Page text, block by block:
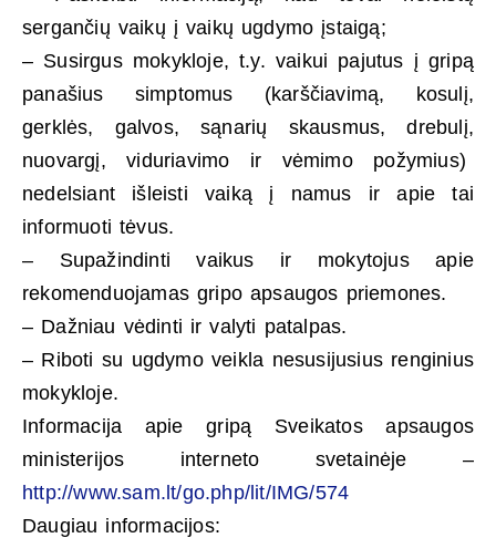
sergančių vaikų į vaikų ugdymo įstaigą;
– Susirgus mokykloje, t.y. vaikui pajutus į gripą
panašius simptomus (karščiavimą, kosulį,
gerklės, galvos, sąnarių skausmus, drebulį,
nuovargį, viduriavimo ir vėmimo požymius)
nedelsiant išleisti vaiką į namus ir apie tai
informuoti tėvus.
– Supažindinti vaikus ir mokytojus apie
rekomenduojamas gripo apsaugos priemones.
– Dažniau vėdinti ir valyti patalpas.
– Riboti su ugdymo veikla nesusijusius renginius
mokykloje.
Informacija apie gripą Sveikatos apsaugos
ministerijos interneto svetainėje –
http://www.sam.lt/go.php/lit/IMG/574
Daugiau informacijos: